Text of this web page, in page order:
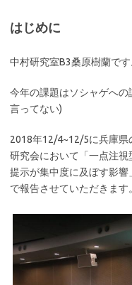
はじめに
中村研究室B3桑原樹蘭です
今年の課題はソシャゲへ
言ってない)
2018年12/4~12/5に兵庫県
研究会において「一点注
提示が集中度に及ぼす影
で報告させていただきます。